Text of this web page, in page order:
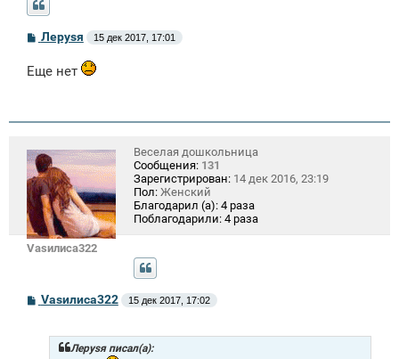
С
о
б
и
Лeрysя 15 дек 2017, 17:01
Еще нет
Vasилиса322
Веселая дошкольница
Сообщения: 131
Зарегистрирован: 14 дек 2016, 23:19
Пол: Женский
Благодарил (а): 4 раза
Поблагодарили: 4 раза
С
о
Vasилиса322 15 дек 2017, 17:02
Лeрysя писал(а):